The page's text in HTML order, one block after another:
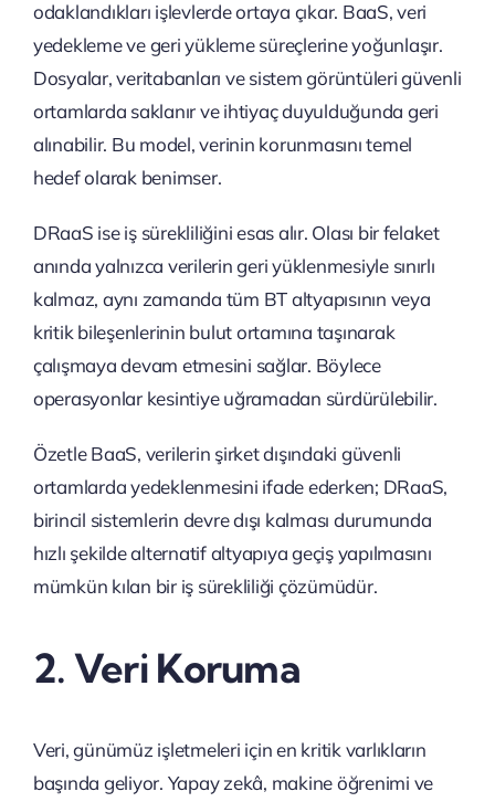
odaklandıkları işlevlerde ortaya çıkar. BaaS, veri
yedekleme ve geri yükleme süreçlerine yoğunlaşır.
Dosyalar, veritabanları ve sistem görüntüleri güvenli
ortamlarda saklanır ve ihtiyaç duyulduğunda geri
alınabilir. Bu model, verinin korunmasını temel
hedef olarak benimser.
DRaaS ise iş sürekliliğini esas alır. Olası bir felaket
anında yalnızca verilerin geri yüklenmesiyle sınırlı
kalmaz, aynı zamanda tüm BT altyapısının veya
kritik bileşenlerinin bulut ortamına taşınarak
çalışmaya devam etmesini sağlar. Böylece
operasyonlar kesintiye uğramadan sürdürülebilir.
Özetle BaaS, verilerin şirket dışındaki güvenli
ortamlarda yedeklenmesini ifade ederken; DRaaS,
birincil sistemlerin devre dışı kalması durumunda
hızlı şekilde alternatif altyapıya geçiş yapılmasını
mümkün kılan bir iş sürekliliği çözümüdür.
2. Veri Koruma
Veri, günümüz işletmeleri için en kritik varlıkların
başında geliyor. Yapay zekâ, makine öğrenimi ve